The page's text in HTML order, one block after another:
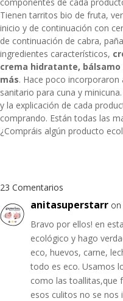
Tienen tarritos bio de fruta,
inicio y de continuación con
de continuación de cabra,
ingredientes característicos,
crema hidratante,
más. Hace poco
sanitario para cuna y
y la explicación de cada
comprando. Están todas las
¿Compráis algún producto
23 Comentarios
anitasuperstarr
Bravo por ellos! en
ecológico y hago
eco, huevos, carne,
todo es eco. Usamos
como las toallitas,que
esos culitos no se nos